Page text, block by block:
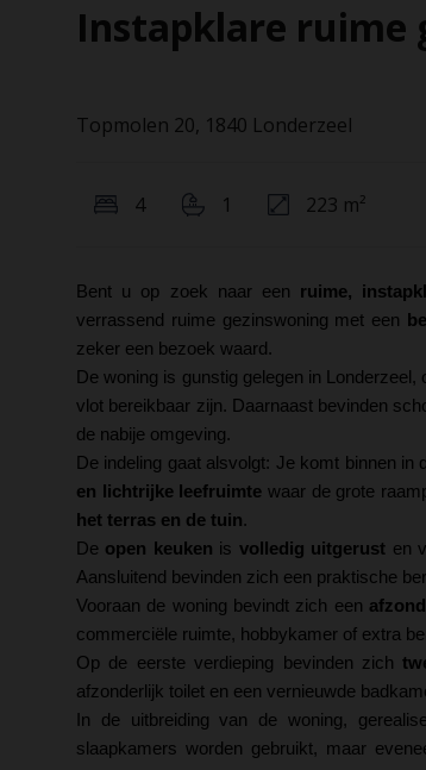
Instapklare ruime
Topmolen 20, 1840 Londerzeel
4 1 223 m²
Bent u op zoek naar een ruime,
verrassend ruime gezinswoning met een
zeker een bezoek waard.
De woning is gunstig gelegen in
vlot bereikbaar zijn. Daarnaast bevinden
de nabije omgeving.
De indeling gaat alsvolgt: Je komt binnen
en lichtrijke leefruimte waar de grote
het terras en de tuin.
De open keuken is volledig uitgerust en
Aansluitend bevinden zich een praktische
Vooraan de woning bevindt zich een
commerciële ruimte, hobbykamer of extra
Op de eerste verdieping bevinden zich
afzonderlijk toilet en een vernieuwde
In de uitbreiding van de woning,
slaapkamers worden gebruikt, maar